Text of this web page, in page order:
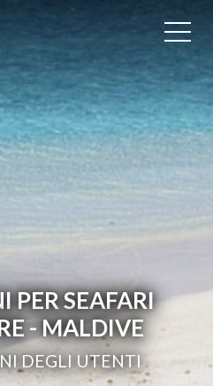
PER SEAFARI
- MALDIVE
DEGLI UTENTI